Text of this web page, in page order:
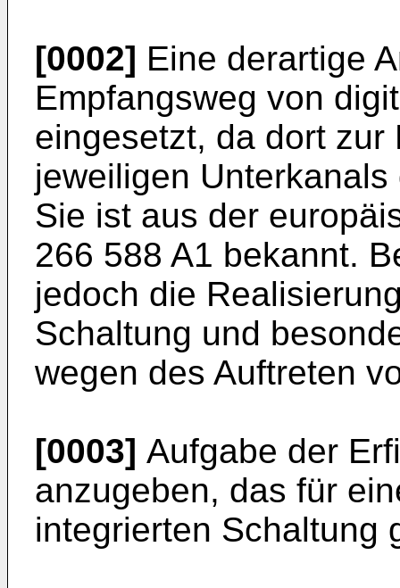
[0002] Eine derartige
Empfangsweg von
eingesetzt, da dort zur
jeweiligen
Sie ist aus der
266 588 A1 bekannt.
jedoch die
Schaltung und
wegen des Auftreten
[0003] Aufgabe der
anzugeben, das für
integrierten Schaltung